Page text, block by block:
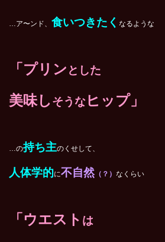
…ア〜ンド、 食いつきたく なるような
「プリン とした
美味しそうなヒップ」
…の持ち主のくせして、
人体学的に不自然 （？） なくらい
「ウエスト は